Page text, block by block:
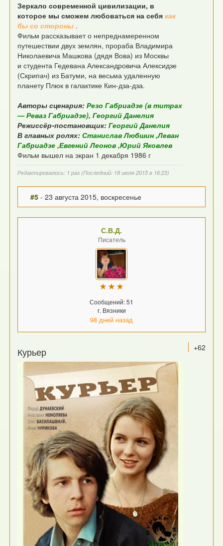
Зеркало современной цивилизации, в
которое мы сможем любоваться на себякак
бы со стороны .
Фильм рассказывает о непреднамеренном
путешествии двух землян, прораба Владимира
Николаевича Машкова (дядя Вова) из Москвы
и студента Гедевана Александровича Алексидзе
(Скрипач) из Батуми, на весьма удаленную
планету Плюк в галактике Кин-дза-дза.
Авторы сценария:Резо Габриадзе (в титрах
— Реваз Габриадзе), Георгий Данелия
Режиссёр-постановщик:Георгий Данелия
В главных ролях:Станислав Любшин ,Леван
Габриадзе ,Евгений Леонов ,Юрий Яковлев
Фильм вышел на экран 1 декабря 1986 г
Редактировалось: 1 раз (Последний: 18 июля 2015 в 16:23)
#5 - 23 августа 2015, воскресенье
С.В.Д.
Писатель
Сообщений: 51
г. Вязники
98 дней назад
+62
Курьер